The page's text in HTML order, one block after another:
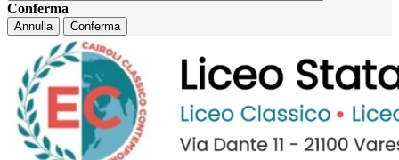
Conferma
Annulla Conferma